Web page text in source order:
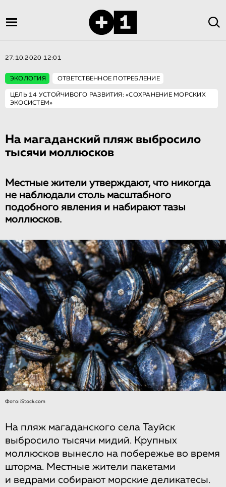
27.10.2020 12:01
ЭКОЛОГИЯ ОТВЕТСТВЕННОЕ ПОТРЕБЛЕНИЕ
ЦЕЛЬ 14 УСТОЙЧИВОГО РАЗВИТИЯ: «СОХРАНЕНИЕ МОРСКИХ
ЭКОСИСТЕМ»
На магаданский пляж выбросило
тысячи моллюсков
Местные жители утверждают, что никогда
не наблюдали столь масштабного
подобного явления и набирают тазы
моллюсков.
Фото: iStock.com
На пляж магаданского села Тауйск
выбросило тысячи мидий. Крупных
моллюсков вынесло на побережье во время
шторма. Местные жители пакетами
и ведрами собирают морские деликатесы.